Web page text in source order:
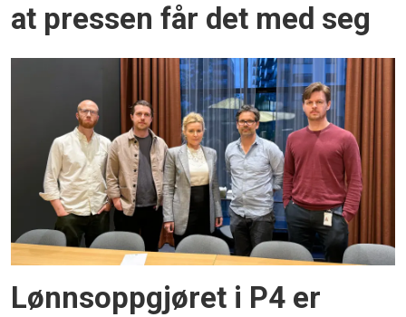
at pressen får det med seg
Lønnsoppgjøret i P4 er